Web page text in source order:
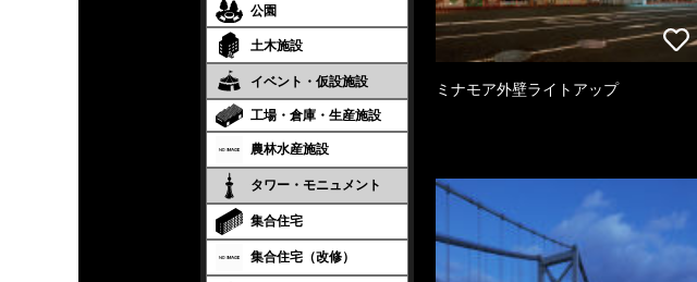
公園
土木施設
イベント・仮設施設
工場・倉庫・生産施設
農林水産施設
タワー・モニュメント
集合住宅
集合住宅（改修）
ミナモア外壁ライトアップ